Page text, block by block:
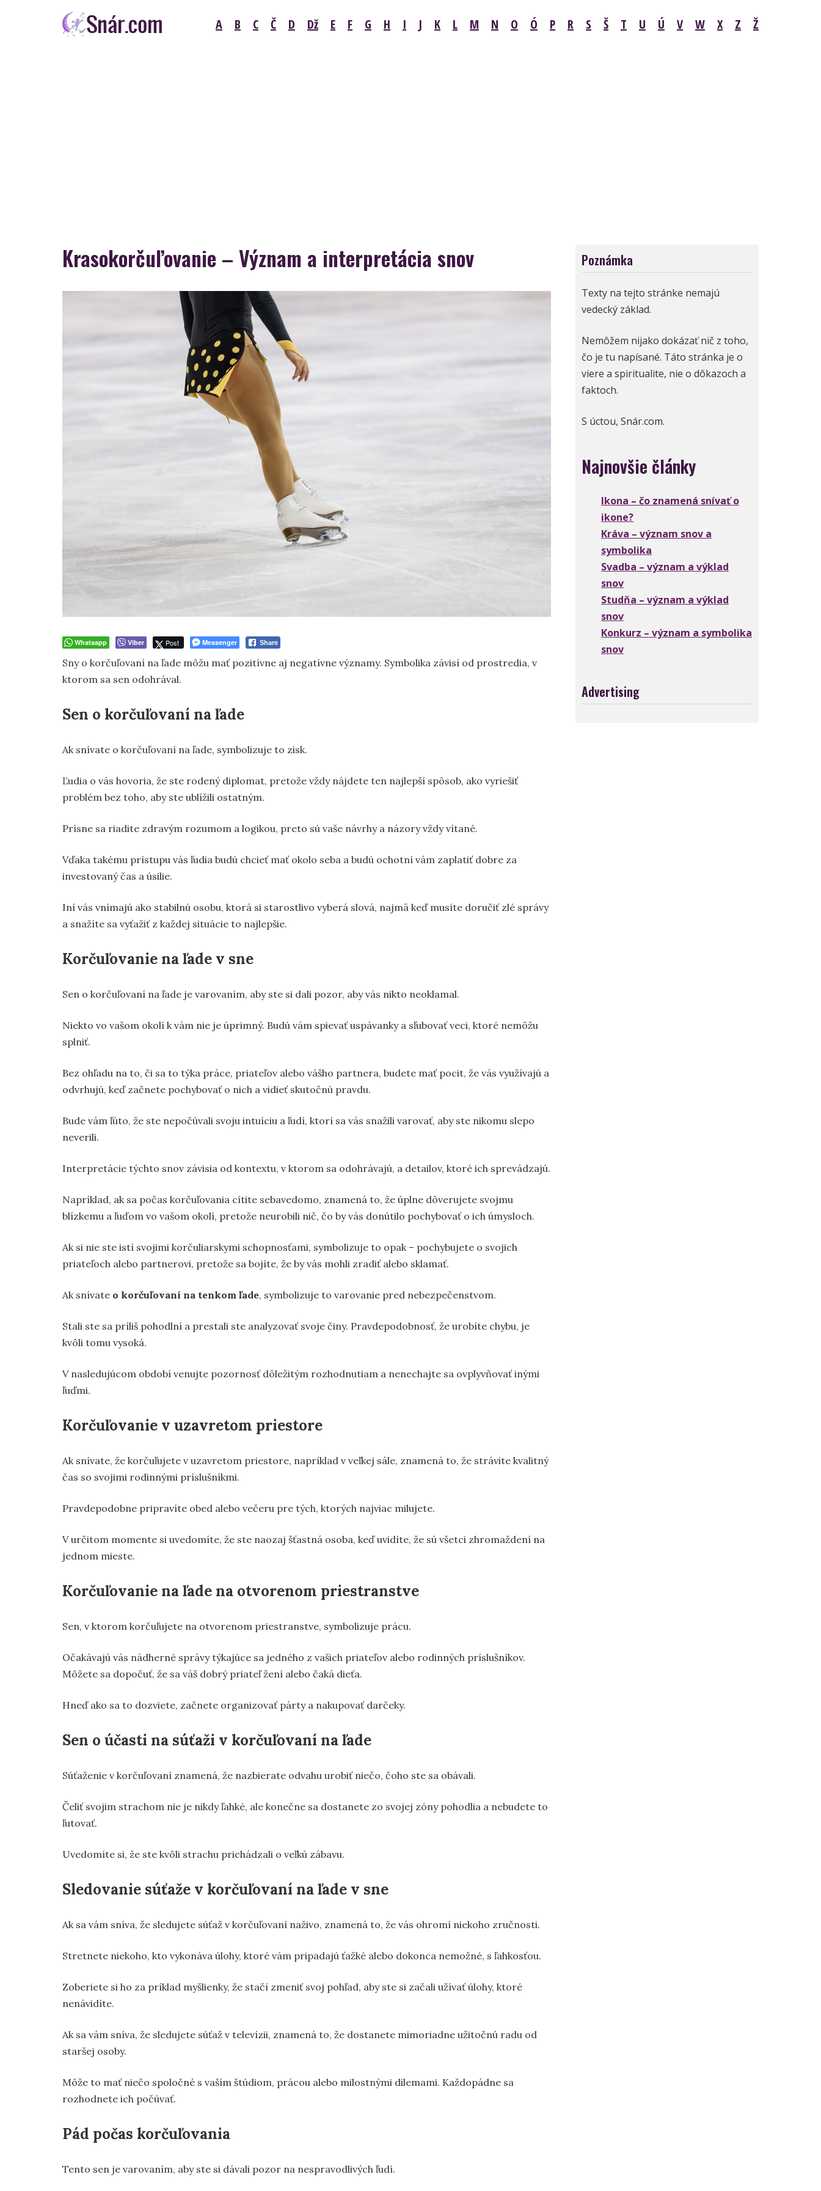
A B C Č D Dž E F G H I J K L M N O Ó P R S Š T U Ú V W X Z Ž
Krasokorčuľovanie – Význam a interpretácia snov
Whatsapp Viber Post Messenger Share
Sny o korčuľovaní na ľade môžu mať pozitívne aj negatívne významy. Symbolika závisí od prostredia, v
ktorom sa sen odohrával.
Sen o korčuľovaní na ľade
Ak snívate o korčuľovaní na ľade, symbolizuje to zisk.
Ľudia o vás hovoria, že ste rodený diplomat, pretože vždy nájdete ten najlepší spôsob, ako vyriešiť
problém bez toho, aby ste ublížili ostatným.
Prísne sa riadite zdravým rozumom a logikou, preto sú vaše návrhy a názory vždy vítané.
Vďaka takému prístupu vás ľudia budú chcieť mať okolo seba a budú ochotní vám zaplatiť dobre za
investovaný čas a úsilie.
Iní vás vnímajú ako stabilnú osobu, ktorá si starostlivo vyberá slová, najmä keď musíte doručiť zlé správy
a snažíte sa vyťažiť z každej situácie to najlepšie.
Korčuľovanie na ľade v sne
Sen o korčuľovaní na ľade je varovaním, aby ste si dali pozor, aby vás nikto neoklamal.
Niekto vo vašom okolí k vám nie je úprimný. Budú vám spievať uspávanky a sľubovať veci, ktoré nemôžu
splniť.
Bez ohľadu na to, či sa to týka práce, priateľov alebo vášho partnera, budete mať pocit, že vás využívajú a
odvrhujú, keď začnete pochybovať o nich a vidieť skutočnú pravdu.
Bude vám ľúto, že ste nepočúvali svoju intuíciu a ľudí, ktorí sa vás snažili varovať, aby ste nikomu slepo
neverili.
Interpretácie týchto snov závisia od kontextu, v ktorom sa odohrávajú, a detailov, ktoré ich sprevádzajú.
Napríklad, ak sa počas korčuľovania cítite sebavedomo, znamená to, že úplne dôverujete svojmu
blízkemu a ľuďom vo vašom okolí, pretože neurobili nič, čo by vás donútilo pochybovať o ich úmysloch.
Ak si nie ste istí svojimi korčuliarskymi schopnosťami, symbolizuje to opak – pochybujete o svojich
priateľoch alebo partnerovi, pretože sa bojíte, že by vás mohli zradiť alebo sklamať.
Ak snívate o korčuľovaní na tenkom ľade, symbolizuje to varovanie pred nebezpečenstvom.
Stali ste sa príliš pohodlní a prestali ste analyzovať svoje činy. Pravdepodobnosť, že urobíte chybu, je
kvôli tomu vysoká.
V nasledujúcom období venujte pozornosť dôležitým rozhodnutiam a nenechajte sa ovplyvňovať inými
ľuďmi.
Korčuľovanie v uzavretom priestore
Ak snívate, že korčuľujete v uzavretom priestore, napríklad v veľkej sále, znamená to, že strávite kvalitný
čas so svojimi rodinnými príslušníkmi.
Pravdepodobne pripravíte obed alebo večeru pre tých, ktorých najviac milujete.
V určitom momente si uvedomíte, že ste naozaj šťastná osoba, keď uvidíte, že sú všetci zhromaždení na
jednom mieste.
Korčuľovanie na ľade na otvorenom priestranstve
Sen, v ktorom korčuľujete na otvorenom priestranstve, symbolizuje prácu.
Očakávajú vás nádherné správy týkajúce sa jedného z vašich priateľov alebo rodinných príslušníkov.
Môžete sa dopočuť, že sa váš dobrý priateľ žení alebo čaká dieťa.
Hneď ako sa to dozviete, začnete organizovať párty a nakupovať darčeky.
Sen o účasti na súťaži v korčuľovaní na ľade
Súťaženie v korčuľovaní znamená, že nazbierate odvahu urobiť niečo, čoho ste sa obávali.
Čeliť svojim strachom nie je nikdy ľahké, ale konečne sa dostanete zo svojej zóny pohodlia a nebudete to
ľutovať.
Uvedomíte si, že ste kvôli strachu prichádzali o veľkú zábavu.
Sledovanie súťaže v korčuľovaní na ľade v sne
Ak sa vám sníva, že sledujete súťaž v korčuľovaní naživo, znamená to, že vás ohromí niekoho zručnosti.
Stretnete niekoho, kto vykonáva úlohy, ktoré vám pripadajú ťažké alebo dokonca nemožné, s ľahkosťou.
Zoberiete si ho za príklad myšlienky, že stačí zmeniť svoj pohľad, aby ste si začali užívať úlohy, ktoré
nenávidíte.
Ak sa vám sníva, že sledujete súťaž v televízii, znamená to, že dostanete mimoriadne užitočnú radu od
staršej osoby.
Môže to mať niečo spoločné s vaším štúdiom, prácou alebo milostnými dilemami. Každopádne sa
rozhodnete ich počúvať.
Pád počas korčuľovania
Tento sen je varovaním, aby ste si dávali pozor na nespravodlivých ľudí.
Poznámka
Texty na tejto stránke nemajú
vedecký základ.
Nemôžem nijako dokázať nič z toho,
čo je tu napísané. Táto stránka je o
viere a spiritualite, nie o dôkazoch a
faktoch.
S úctou, Snár.com.
Najnovšie články
Ikona – čo znamená snívať o
ikone?
Kráva – význam snov a
symbolika
Svadba – význam a výklad
snov
Studňa – význam a výklad
snov
Konkurz – význam a symbolika
snov
Advertising